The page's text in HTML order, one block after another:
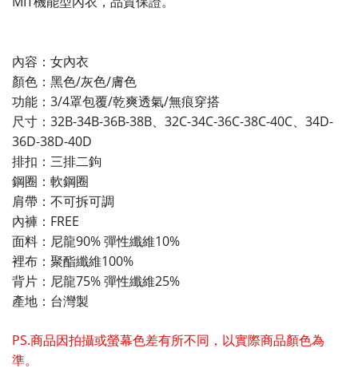
內容：女內衣
顏色：黑色/灰色/膚色
功能：3/4罩包覆/乾爽透氣/無痕穿搭
尺寸：32B-34B-36B-38B、32C-34C-36C-38C-40C、34D-
36D-38D-40D
排扣：三排二鉤
鋼圈：軟鋼圈
肩帶：不可拆可調
內褲：FREE
面料：尼龍90% 彈性纖維10%
裡布：聚酯纖維100%
背片：尼龍75% 彈性纖維25%
產地：台灣製
PS.商品因拍攝或螢幕色差有所不同，以實際商品顏色為
準。